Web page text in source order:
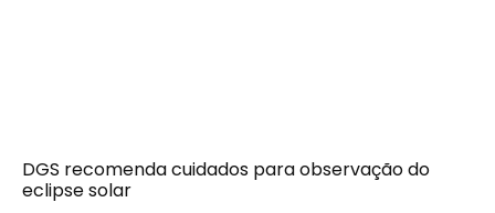
DGS recomenda cuidados para observação do
eclipse solar